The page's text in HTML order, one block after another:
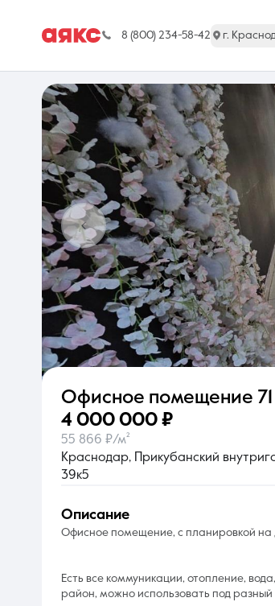
8 (800) 234-58-42 г.
г. Краснодар
Недвижимость
О компании
Офисное помещение
4 000 000 ₽
55 866 ₽/м²
Краснодар, Прикубанский
39к5
описание
Офисное помещение, с планировкой на
Есть все коммуникации, отопление,
район, можно использовать под